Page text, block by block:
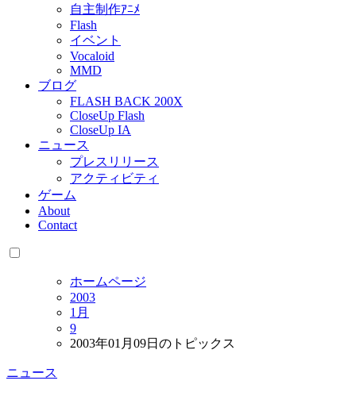
自主制作ｱﾆﾒ
Flash
イベント
Vocaloid
MMD
ブログ
FLASH BACK 200X
CloseUp Flash
CloseUp IA
ニュース
プレスリリース
アクティビティ
ゲーム
About
Contact
ホームページ
2003
1月
9
2003年01月09日のトピックス
ニュース